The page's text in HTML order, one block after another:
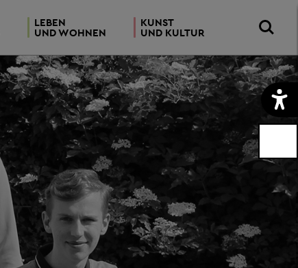
LEBEN
UND WOHNEN
KUNST
UND KULTUR